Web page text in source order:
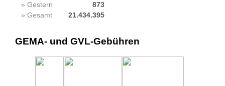
» Gestern
873
» Gesamt
21.434.395
GEMA- und GVL-Gebühren